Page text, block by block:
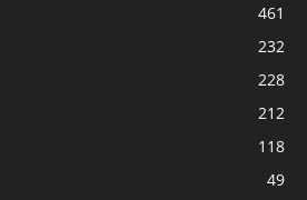
461
232
228
212
118
49